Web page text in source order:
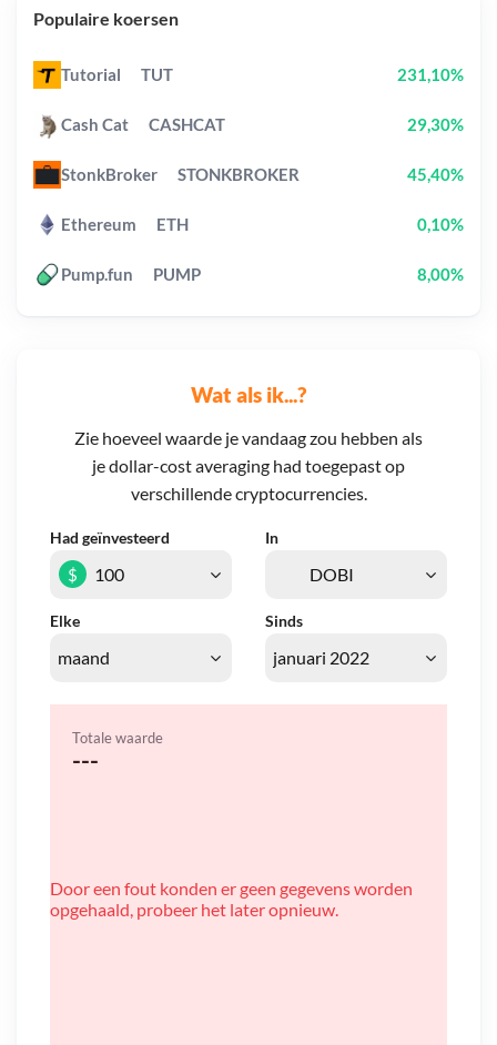
Wat als ik...?
Zie hoeveel waarde je vandaag zou hebben als
je dollar-cost averaging had toegepast op
verschillende cryptocurrencies.
Had geïnvesteerd In
Elke Sinds
$
Totale waarde
---
Door een fout konden er geen gegevens worden
opgehaald, probeer het later opnieuw.
Populaire koersen
Tutorial TUT 231,10%
Cash Cat CASHCAT 29,30%
StonkBroker STONKBROKER 45,40%
Ethereum ETH 0,10%
Pump.fun PUMP 8,00%